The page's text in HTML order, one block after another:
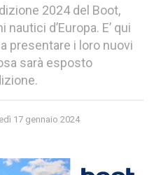
2024 del Boot,
d’Europa. E’ qui
presentare i loro nuovi
sarà esposto
17 gennaio 2024